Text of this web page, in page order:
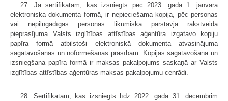
27. Ja sertifikātam, kas izsniegts pēc 2023. gada 1. janvāra
elektroniska dokumenta formā, ir nepieciešama kopija, pēc personas
vai nepilngadīgas personas likumiskā pārstāvja rakstveida
pieprasījuma Valsts izglītības attīstības aģentūra izgatavo kopiju
papīra formā atbilstoši elektroniskā dokumenta atvasinājuma
sagatavošanas un noformēšanas prasībām. Kopijas sagatavošana un
izsniegšana papīra formā ir maksas pakalpojums saskaņā ar Valsts
izglītības attīstības aģentūras maksas pakalpojumu cenrādi.
28. Sertifikātam, kas izsniegts līdz 2022. gada 31. decembrim